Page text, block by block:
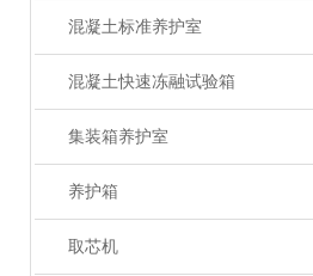
混凝土标准养护室
混凝土快速冻融试验箱
集装箱养护室
养护箱
取芯机